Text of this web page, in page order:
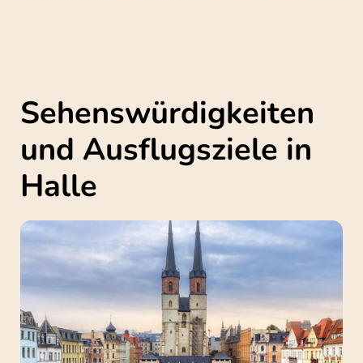
Sehenswürdigkeiten
und Ausflugsziele in
Halle